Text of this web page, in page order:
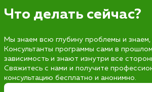
Что делать сейчас?
Мы знаем всю глубину проблемы и знаем,
Консультанты программы сами в
зависимость и знают изнутри все
Свяжитесь с нами и получите
консультацию бесплатно и анонимно.